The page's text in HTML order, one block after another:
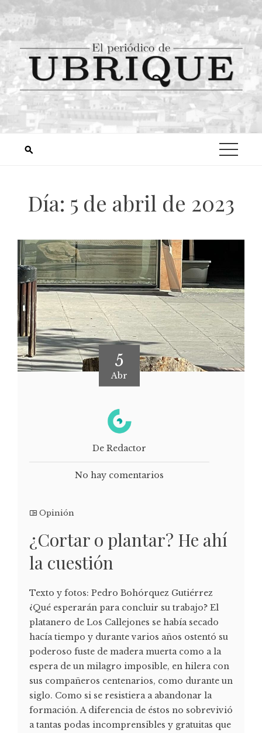
Día: 5 de abril de 2023
5
Abr
De Redactor
No hay comentarios
Opinión
¿Cortar o plantar? He ahí
la cuestión
Texto y fotos: Pedro Bohórquez Gutiérrez
¿Qué esperarán para concluir su trabajo? El
platanero de Los Callejones se había secado
hacía tiempo y durante varios años ostentó su
poderoso fuste de madera muerta como a la
espera de un milagro imposible, en hilera con
sus compañeros centenarios, como durante un
siglo. Como si se resistiera a abandonar la
formación. A diferencia de éstos no sobrevivió
a tantas podas incomprensibles y gratuitas que